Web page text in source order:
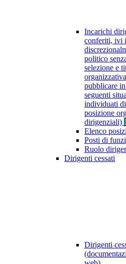
Incarichi
conferiti, ivi
politico
selezione e
pubblicare
seguenti
individuati
posizione
dirigenziali)
Elenco
Posti di
Ruolo
Dirigenti cessati
Dirigenti